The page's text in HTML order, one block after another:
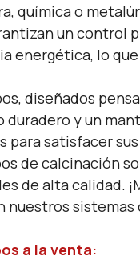
química o
un control
energética, lo
diseñados
duradero y un
para satisfacer
de calcinación
de alta calidad.
nuestros sistemas
a la venta: